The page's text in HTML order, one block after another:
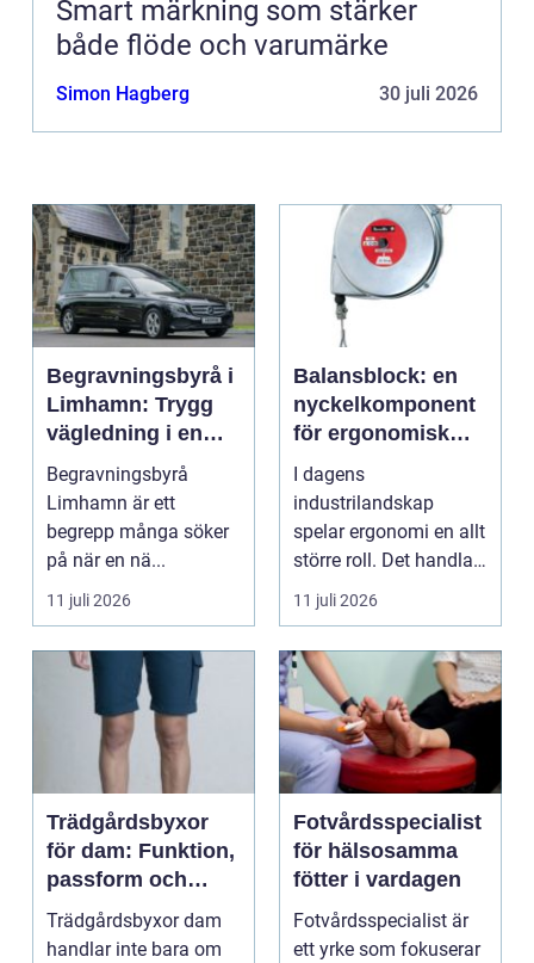
Smart märkning som stärker
både flöde och varumärke
Simon Hagberg 30 juli 2026
Begravningsbyrå i
Limhamn: Trygg
vägledning i en
svår tid
Begravningsbyrå
Limhamn är ett
begrepp många söker
på när en nä...
11 juli 2026
Balansblock: en
nyckelkomponent
för ergonomisk
effektivitet
I dagens
industrilandskap
spelar ergonomi en allt
större roll. Det handlar
inte bara om att skapa
en...
11 juli 2026
Trädgårdsbyxor
för dam: Funktion,
passform och
hållbar stil i
rabatten
Trädgårdsbyxor dam
handlar inte bara om
Fotvårdsspecialist
för hälsosamma
fötter i vardagen
Fotvårdsspecialist är
ett yrke som fokuserar